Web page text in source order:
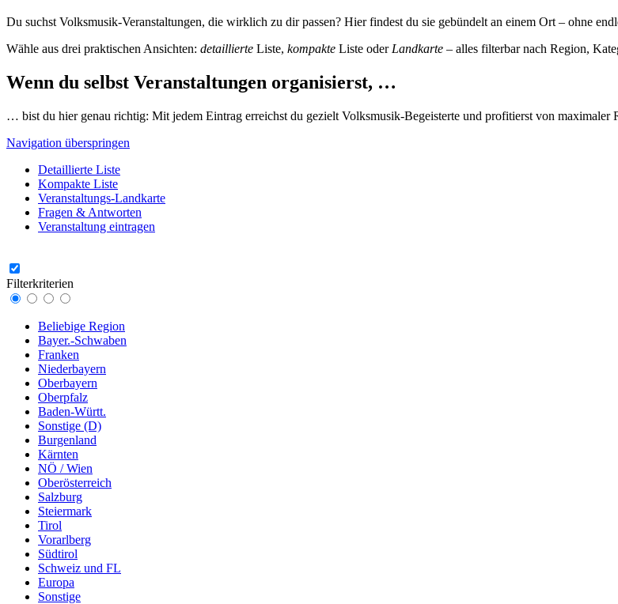
Du suchst Volksmusik-Veranstaltungen, die wirklich zu dir passen? Hier findest du sie gebündelt an einem Ort – ohne
Wähle aus drei praktischen Ansichten: detaillierte Liste, kompakte Liste oder Landkarte – alles filterbar nach Region,
Wenn du selbst Veranstaltungen organisierst, …
… bist du hier genau richtig: Mit jedem Eintrag erreichst du gezielt Volksmusik-Begeisterte und profitierst von maximaler
Navigation überspringen
Detaillierte Liste
Kompakte Liste
Veranstaltungs-Landkarte
Fragen & Antworten
Veranstaltung eintragen
Filterkriterien
Beliebige Region
Bayer.-Schwaben
Franken
Niederbayern
Oberbayern
Oberpfalz
Baden-Württ.
Sonstige (D)
Burgenland
Kärnten
NÖ / Wien
Oberösterreich
Salzburg
Steiermark
Tirol
Vorarlberg
Südtirol
Schweiz und FL
Europa
Sonstige